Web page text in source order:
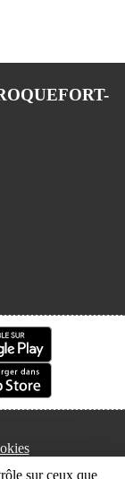
sur ceux que